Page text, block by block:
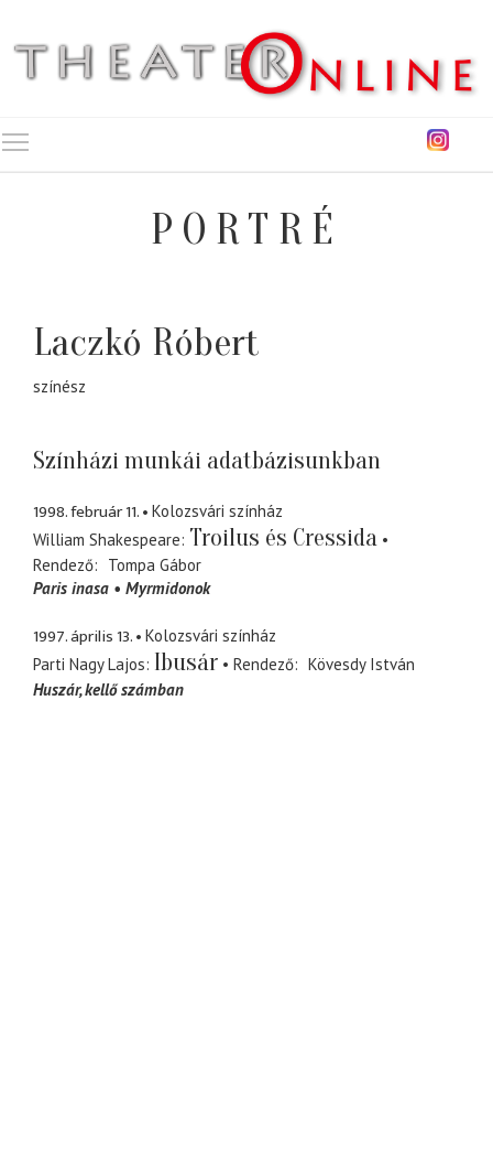
PORTRÉ
Laczkó Róbert
színész
Színházi munkái adatbázisunkban
1998. február 11.
Kolozsvári színház
William Shakespeare Troilus és Cressida
Rendező
Tompa Gábor
Paris inasa
Myrmidonok
1997. április 13.
Kolozsvári színház
Parti Nagy Lajos Ibusár Rendező
Kövesdy István
Huszár kellő számban